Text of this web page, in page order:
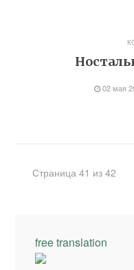
02 мая
Страница 41 из 42
free translation